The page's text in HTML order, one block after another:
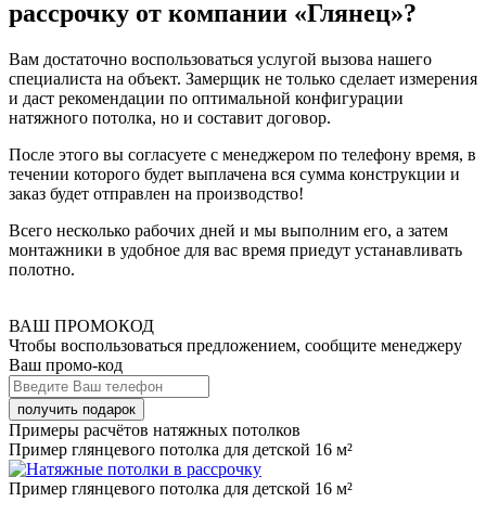
рассрочку от компании «Глянец»?
Вам достаточно воспользоваться услугой вызова нашего
специалиста на объект. Замерщик не только сделает измерения
и даст рекомендации по оптимальной конфигурации
натяжного потолка, но и составит договор.
После этого вы согласуете с менеджером по телефону время, в
течении которого будет выплачена вся сумма конструкции и
заказ будет отправлен на производство!
Всего несколько рабочих дней и мы выполним его, а затем
монтажники в удобное для вас время приедут устанавливать
полотно.
ВАШ ПРОМОКОД
Чтобы воспользоваться предложением, сообщите менеджеру
Ваш промо-код
Примеры расчётов натяжных потолков
Пример глянцевого потолка для детской 16 м²
Пример глянцевого потолка для детской 16 м²